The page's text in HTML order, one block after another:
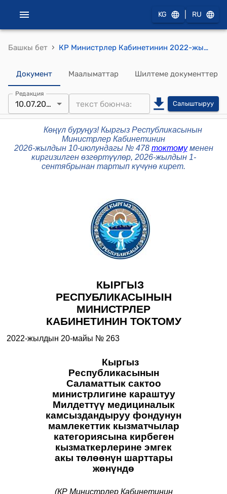
KG RU
Башкы бет › КР Министрлер Кабинетинин 2022-жылдын 20-майындагы № 263 "Кыргыз Республикасынын Саламаттык сактоо министрлигине караштуу Милдеттүү медициналык камсыздандыруу фондунун мамлекеттик кызматчылар категориясына кирбеген кызматкерлерине эмгек акы төлөөнүн шарттары жөнүндө" токтому
Документ Маалыматтар Шилтеме документтер
Редакция
10.07.2026 Салыштыруу